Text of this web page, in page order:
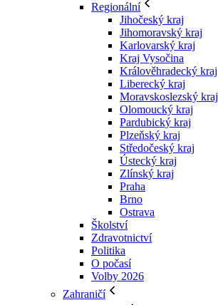
Regionální
Jihočeský kraj
Jihomoravský kraj
Karlovarský kraj
Kraj Vysočina
Králověhradecký kraj
Liberecký kraj
Moravskoslezský kraj
Olomoucký kraj
Pardubický kraj
Plzeňský kraj
Středočeský kraj
Ústecký kraj
Zlínský kraj
Praha
Brno
Ostrava
Školství
Zdravotnictví
Politika
O počasí
Volby 2026
Zahraničí